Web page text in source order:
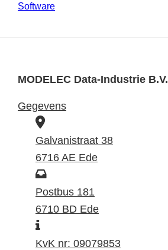
Software
MODELEC Data-Industrie B.V.
Gegevens
B
e
z
o
e
k
d
Galvanistraat 38
6716 AE Ede
P
o
s
a
Postbus 181
6710 BD Ede
I
n
KvK nr: 09079853